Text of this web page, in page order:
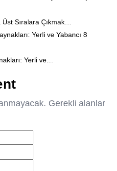
Sıralara Çıkmak…
Yerli ve…
Gerekli alanlar